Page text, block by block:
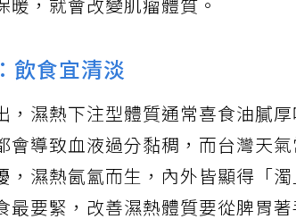
暖，就會改變肌瘤體質。
飲食宜清淡
，濕熱下注型體質通常喜食油膩
會導致血液過分黏稠，而台灣天
，濕熱氤氳而生，內外皆顯得「